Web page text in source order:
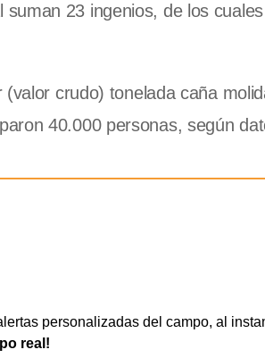
23 ingenios, de los
crudo) tonelada caña
40.000 personas, según
personalizadas del campo, al
real!